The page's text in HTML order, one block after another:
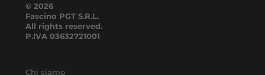
© 2026
Fascino PGT S.R.L.
All rights reserved.
P.IVA 03632721001
Chi siamo